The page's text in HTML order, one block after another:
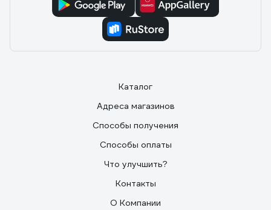
Каталог
Адреса магазинов
Способы получения
Способы оплаты
Что улучшить?
Контакты
О Компании